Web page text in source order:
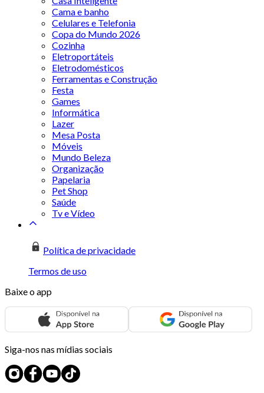
Cama e banho
Celulares e Telefonia
Copa do Mundo 2026
Cozinha
Eletroportáteis
Eletrodomésticos
Ferramentas e Construção
Festa
Games
Informática
Lazer
Mesa Posta
Móveis
Mundo Beleza
Organização
Papelaria
Pet Shop
Saúde
Tv e Vídeo
Política de privacidade
Termos de uso
Baixe o app
Siga-nos nas mídias sociais